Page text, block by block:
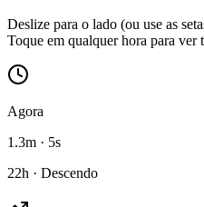
Deslize para o lado (ou use as
Toque em qualquer hora para ver
Agora
1.3m · 5s
22h · Descendo